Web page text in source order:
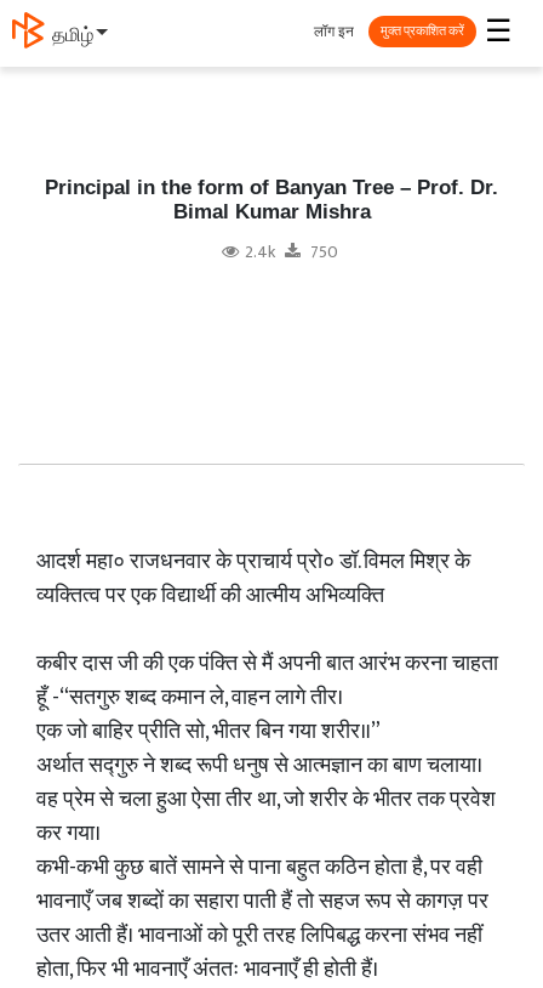
தமிழ் ☰
लॉग इन मुक्त प्रकाशित करें
Principal in the form of Banyan Tree – Prof. Dr.
Bimal Kumar Mishra
2.4k 750
आदर्श महा० राजधनवार के प्राचार्य प्रो० डॉ. विमल मिश्र के
व्यक्तित्व पर एक विद्यार्थी की आत्मीय अभिव्यक्ति
कबीर दास जी की एक पंक्ति से मैं अपनी बात आरंभ करना चाहता
हूँ -“सतगुरु शब्द कमान ले, वाहन लागे तीर।
एक जो बाहिर प्रीति सो, भीतर बिन गया शरीर॥”
अर्थात सद्गुरु ने शब्द रूपी धनुष से आत्मज्ञान का बाण चलाया।
वह प्रेम से चला हुआ ऐसा तीर था, जो शरीर के भीतर तक प्रवेश
कर गया।
कभी-कभी कुछ बातें सामने से पाना बहुत कठिन होता है, पर वही
भावनाएँ जब शब्दों का सहारा पाती हैं तो सहज रूप से कागज़ पर
उतर आती हैं। भावनाओं को पूरी तरह लिपिबद्ध करना संभव नहीं
होता, फिर भी भावनाएँ अंततः भावनाएँ ही होती हैं।